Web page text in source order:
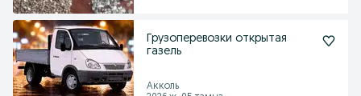
Грузоперевозки открытая
газель
Акколь